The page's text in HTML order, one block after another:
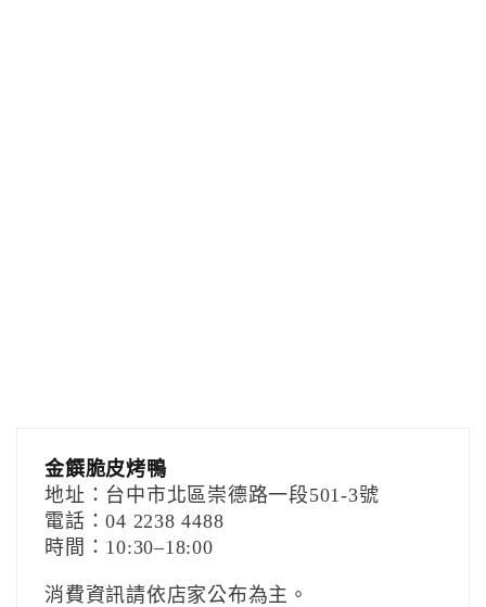
金饌脆皮烤鴨
地址：台中市北區崇德路一段501-3號
電話：04 2238 4488
時間：10:30–18:00
消費資訊請依店家公布為主。